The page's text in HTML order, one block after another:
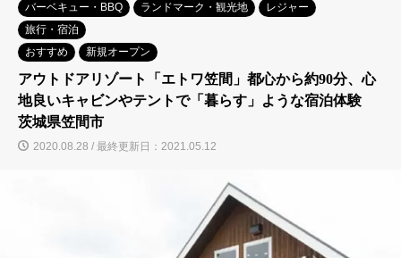
バーベキュー・BBQ
ランドマーク・観光地
レジャー
旅行・宿泊
おすすめ
新規オープン
アウトドアリゾート「エトワ笠間」都心から約90分、心
地良いキャビンやテントで「暮らす」ような宿泊体験
茨城県笠間市
2020.08.28 / 最終更新日：2021.05.12